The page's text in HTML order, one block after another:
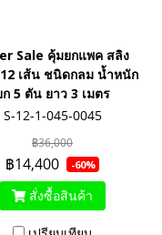
Sale คุ้มยกแพค สลิง
เส้น ชนิดกลม น้ำหนัก
ก 5 ตัน ยาว 3 เมตร
S-12-1-045-0045
฿36,000
฿14,400 -60%
สั่งซื้อสินค้า